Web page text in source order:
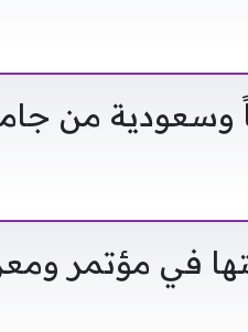
تخريج 70 سعودياً وسعودية
في مؤتمر